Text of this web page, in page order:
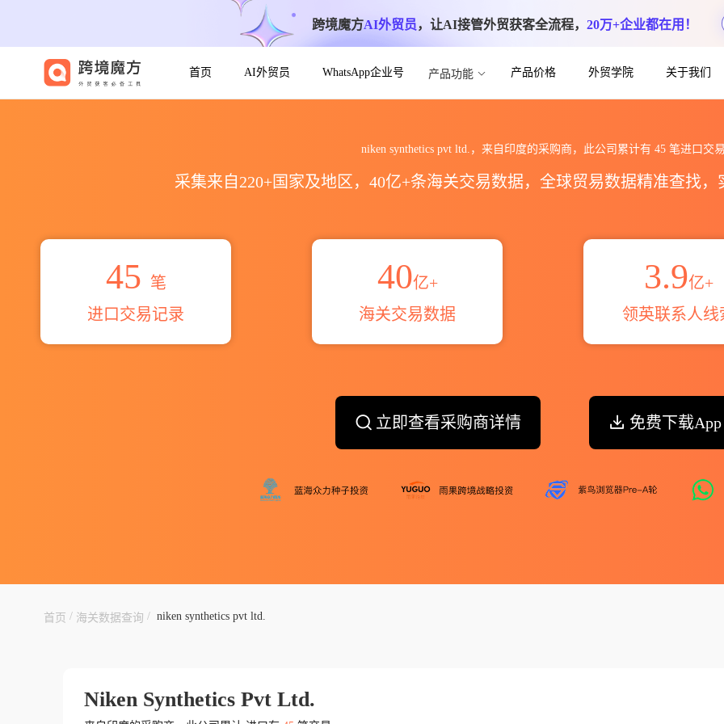
跨境魔方AI外贸员，让AI接管外贸获客全流程， 20万+企业都在用！
首页 AI外贸员 WhatsApp企业号 产品功能 产品价格 外贸学院 关于我们
niken synthetics pvt ltd.，来自印度的采购商，此公司累计有 45笔进口交
采集来自220+国家及地区，40亿+条海关交易数据，全球贸易数据精准查找
45 笔
进口交易记录
40亿+
海关交易数据
3.9亿+
领英联系人线
立即查看采购商详情 免费下载App
首页 / 海关数据查询 / niken synthetics pvt ltd.
Niken Synthetics Pvt Ltd.